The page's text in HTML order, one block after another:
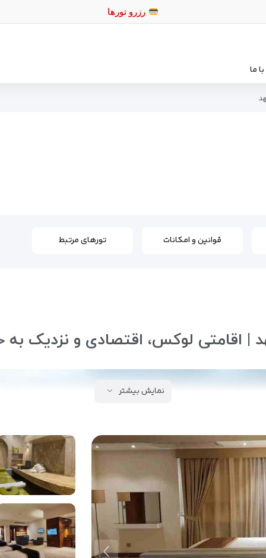
رزرو تورها
ما
قوانین و امکانات تورهای مرتبط
اقامتی لوکس، اقتصادی و نزدیک به
زائر و گردشگر از سراسر کشور و جهان است. انتخاب محل اقامت
نمایش بیشتر